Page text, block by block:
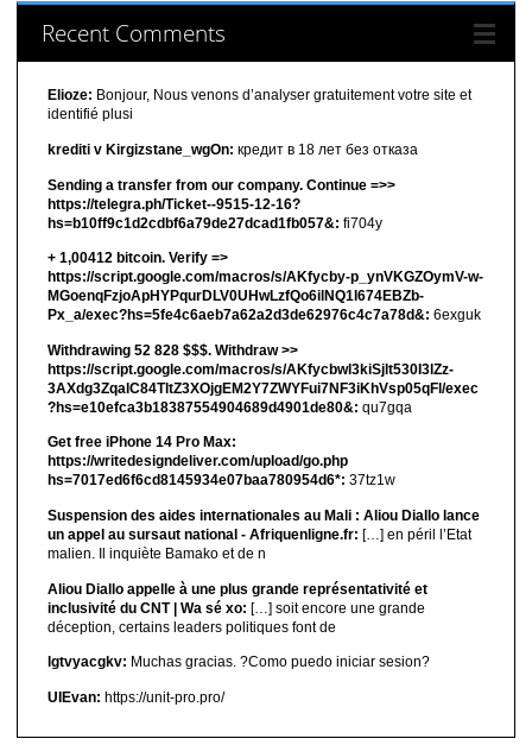
Recent Comments
Elioze: Bonjour, Nous venons d’analyser gratuitement votre site et
identifié plusi
krediti v Kirgizstane_wgOn: кредит в 18 лет без отказа
Sending a transfer from our company. Continue =>>
https://telegra.ph/Ticket--9515-12-16?
hs=b10ff9c1d2cdbf6a79de27dcad1fb057&: fi704y
+ 1,00412 bitсоin. Verify =>
https://script.google.com/macros/s/AKfycby-p_ynVKGZOymV-w-
MGoenqFzjoApHYPqurDLV0UHwLzfQo6ilNQ1l674EBZb-
Px_a/exec?hs=5fe4c6aeb7a62a2d3de62976c4c7a78d&: 6exguk
Withdrawing 52 828 $$$. Withdrаw >>
https://script.google.com/macros/s/AKfycbwl3kiSjlt530I3lZz-
3AXdg3ZqalC84TltZ3XOjgEM2Y7ZWYFui7NF3iKhVsp05qFl/exec
?hs=e10efca3b18387554904689d4901de80&: qu7gqa
Get free iPhone 14 Pro Max:
https://writedesigndeliver.com/upload/go.php
hs=7017ed6f6cd8145934e07baa780954d6*: 37tz1w
Suspension des aides internationales au Mali : Aliou Diallo lance
un appel au sursaut national - Afriquenligne.fr: […] en péril l’Etat
malien. Il inquiète Bamako et de n
Aliou Diallo appelle à une plus grande représentativité et
inclusivité du CNT | Wa sé xo: […] soit encore une grande
déception, certains leaders politiques font de
lgtvyacgkv: Muchas gracias. ?Como puedo iniciar sesion?
UIEvan: https://unit-pro.pro/